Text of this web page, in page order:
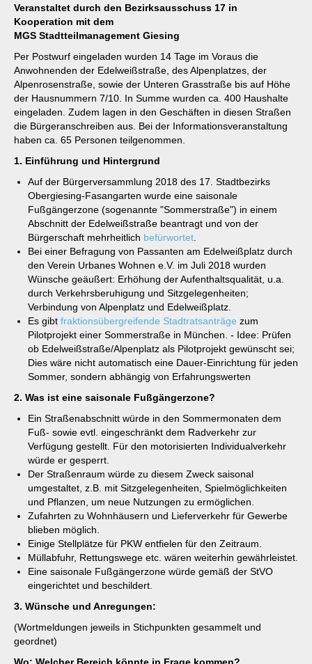
Veranstaltet durch den Bezirksausschuss 17 in
Kooperation mit dem
MGS Stadtteilmanagement Giesing
Per Postwurf eingeladen wurden 14 Tage im Voraus die
Anwohnenden der Edelweißstraße, des Alpenplatzes, der
Alpenrosenstraße, sowie der Unteren Grasstraße bis auf Höhe
der Hausnummern 7/10. In Summe wurden ca. 400 Haushalte
eingeladen. Zudem lagen in den Geschäften in diesen Straßen
die Bürgeranschreiben aus. Bei der Informationsveranstaltung
haben ca. 65 Personen teilgenommen.
1. Einführung und Hintergrund
Auf der Bürgerversammlung 2018 des 17. Stadtbezirks
Obergiesing-Fasangarten wurde eine saisonale
Fußgängerzone (sogenannte "Sommerstraße") in einem
Abschnitt der Edelweißstraße beantragt und von der
Bürgerschaft mehrheitlich befürwortet
Bei einer Befragung von Passanten am Edelweißplatz durch
den Verein Urbanes Wohnen e.V. im Juli 2018 wurden
Wünsche geäußert: Erhöhung der Aufenthaltsqualität, u.a.
durch Verkehrsberuhigung und Sitzgelegenheiten;
Verbindung von Alpenplatz und Edelweißplatz.
Es gibt fraktionsübergreifende Stadtratsanträge zum
Pilotprojekt einer Sommerstraße in München. - Idee: Prüfen
ob Edelweißstraße/Alpenplatz als Pilotprojekt gewünscht sei;
Dies wäre nicht automatisch eine Dauer-Einrichtung für jeden
Sommer, sondern abhängig von Erfahrungswerten
2. Was ist eine saisonale Fußgängerzone?
Ein Straßenabschnitt würde in den Sommermonaten dem
Fuß- sowie evtl. eingeschränkt dem Radverkehr zur
Verfügung gestellt. Für den motorisierten Individualverkehr
würde er gesperrt.
Der Straßenraum würde zu diesem Zweck saisonal
umgestaltet, z.B. mit Sitzgelegenheiten, Spielmöglichkeiten
und Pflanzen, um neue Nutzungen zu ermöglichen.
Zufahrten zu Wohnhäusern und Lieferverkehr für Gewerbe
blieben möglich.
Einige Stellplätze für PKW entfielen für den Zeitraum.
Müllabfuhr, Rettungswege etc. wären weiterhin gewährleistet.
Eine saisonale Fußgängerzone würde gemäß der StVO
eingerichtet und beschildert.
3. Wünsche und Anregungen:
(Wortmeldungen jeweils in Stichpunkten gesammelt und
geordnet)